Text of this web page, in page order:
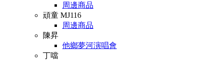
周邊商品
頑童 MJ116
周邊商品
陳昇
他鄉夢河演唱會
丁噹